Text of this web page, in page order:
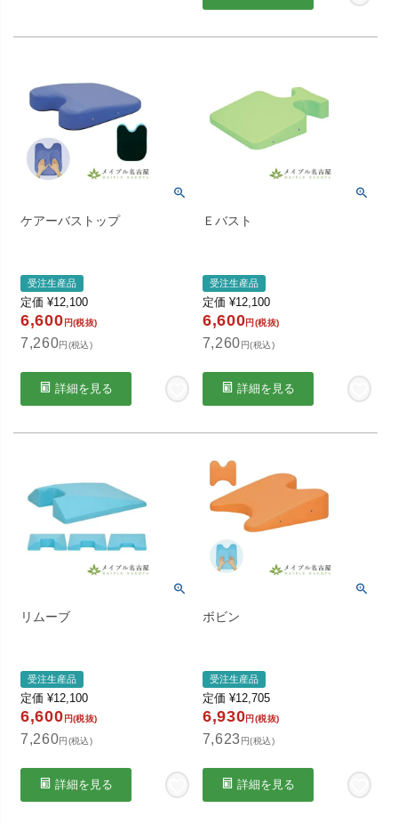
ケアーバストップ
受注生産品
定価 ¥12,100
6,600 円(税抜)
7,260円(税込)
詳細を見る
Ｅバスト
受注生産品
定価 ¥12,100
6,600円(税抜)
7,260円(税込)
詳細を見る
リムーブ
受注生産品
定価 ¥12,100
6,600 円(税抜)
7,260円(税込)
詳細を見る
ボビン
受注生産品
定価 ¥12,705
6,930円(税抜)
7,623円(税込)
詳細を見る